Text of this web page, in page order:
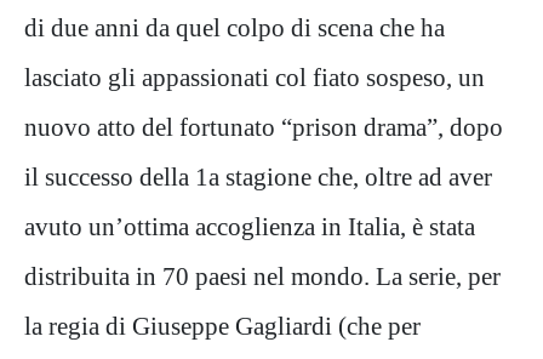
di due anni da quel colpo di scena che ha
lasciato gli appassionati col fiato sospeso, un
nuovo atto del fortunato “prison drama”, dopo
il successo della 1a stagione che, oltre ad aver
avuto un’ottima accoglienza in Italia, è stata
distribuita in 70 paesi nel mondo. La serie, per
la regia di Giuseppe Gagliardi (che per